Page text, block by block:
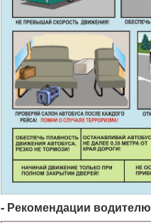
- Рекомендации водителю